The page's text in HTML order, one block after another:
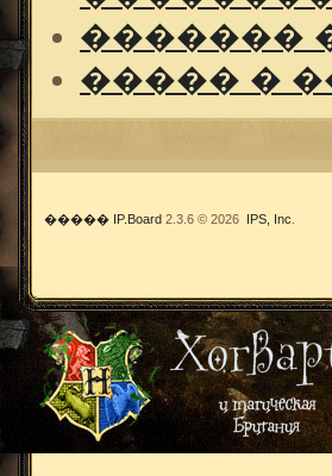
�������
����� �
����� IP.Board 2.3.6 © 2026 IPS, Inc